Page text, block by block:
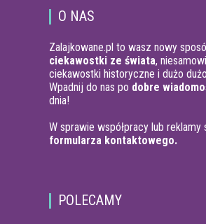
O NAS
Zalajkowane.pl to wasz nowy
ciekawostki ze świata,
ciekawostki historyczne i dużo
Wpadnij do nas po dobre
dnia!
W sprawie współpracy lub
formularza kontaktowego.
POLECAMY